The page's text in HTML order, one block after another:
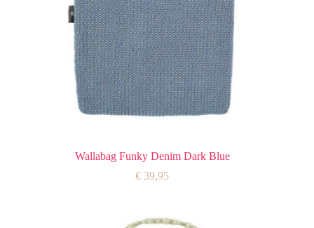
Wallabag Funky Denim Dark Blue
€ 39,95